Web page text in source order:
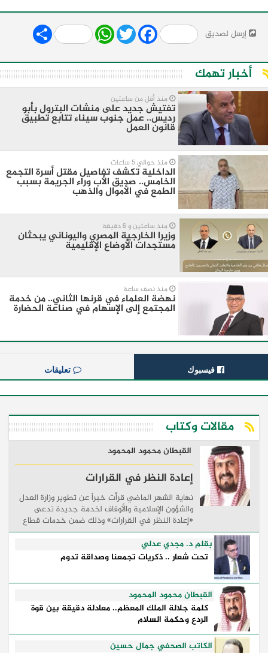
إرسل لصديق Share WhatsApp
Twitter Facebook
أخبار تهمك
منذ أقل من ساعتين
تفتيش جديد على منشات البترول بأبو
رديس.. عمل جنوب سيناء تتابع تطبيق
قانون العمل
منذ حوالي 5 ساعات
الداخلية تكشف تفاصيل مقتل أسرة التجمع
الخامس.. صديق الأب وراء الجريمة بسبب
الطمع في الأموال والذهب
منذ ساعتين و 6 دقيقة
وزيرا الخارجية المصري واليوناني يبحثان
مستجدات الأوضاع الإقليمية
منذ نصف ساعة
نهضة العلماء في قرنها الثاني.. من خدمة
المجتمع إلى الإسهام في صناعة الحضارة
فيسبوك تعليقات
مقالات وكتاب
القبطان محمود المحمود
إعادة النظر في القرارات
نهاية الشهر الماضي قرأت خبراً عن تطوير وزارة العدل
والشؤون الإسلامية والأوقاف لخدمة جديدة تدعى
«إعادة النظر في القرارات» وذلك ضمن خدمات قطاع
القاصرين بحيث تتيح للخاضعين للولاية والقائمين على
...
بقلم د. مجدي عدلي
تحت شعار .. ذكريات تجمعنا وصداقة تدوم
القبطان محمود المحمود
كلمة جلالة الملك المعظم.. معادلة دقيقة بين قوة
الردع وحكمة السلام
الكاتب الصحفي جمال حسين